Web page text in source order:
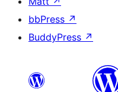
bbPress ↗
BuddyPress ↗